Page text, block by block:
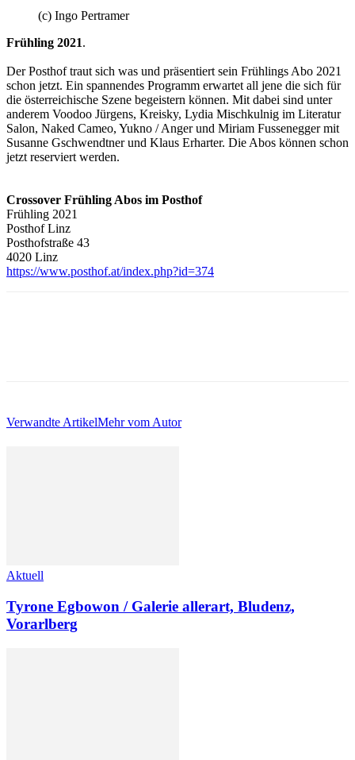
(c) Ingo Pertramer
Frühling 2021.
Der Posthof traut sich was und präsentiert sein Frühlings Abo 2021
schon jetzt. Ein spannendes Programm erwartet all jene die sich für
die österreichische Szene begeistern können. Mit dabei sind unter
anderem Voodoo Jürgens, Kreisky, Lydia Mischkulnig im Literatur
Salon, Naked Cameo, Yukno / Anger und Miriam Fussenegger mit
Susanne Gschwendtner und Klaus Erharter. Die Abos können schon
jetzt reserviert werden.
Crossover Frühling Abos im Posthof
Frühling 2021
Posthof Linz
Posthofstraße 43
4020 Linz
https://www.posthof.at/index.php?id=374
Verwandte ArtikelMehr vom Autor
Aktuell
Tyrone Egbowon / Galerie allerart, Bludenz,
Vorarlberg